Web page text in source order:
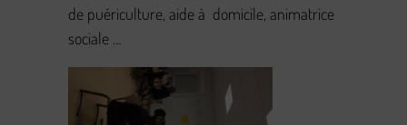
de puériculture, aide à domicile, animatrice
sociale …